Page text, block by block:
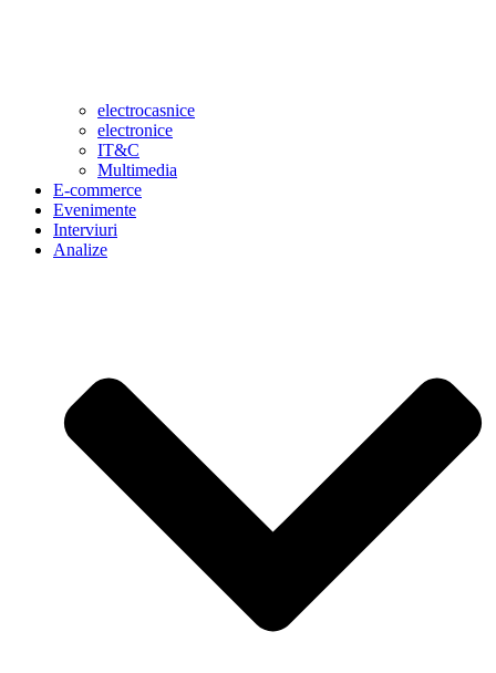
electrocasnice
electronice
IT&C
Multimedia
E-commerce
Evenimente
Interviuri
Analize